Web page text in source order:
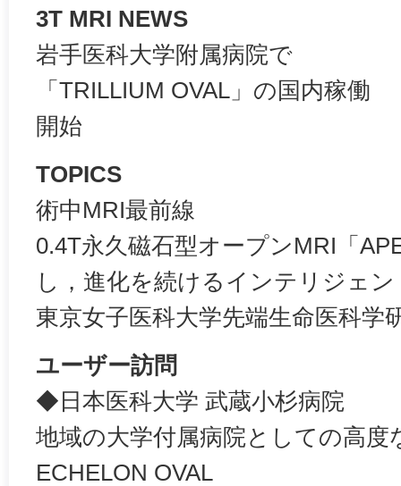
3T MRI NEWS
岩手医科大学附属病院で
「TRILLIUM OVAL」の国内稼働
開始
TOPICS
術中MRI最前線
0.4T永久磁石型オープンMRI「
し，進化を続けるインテリジェン
東京女子医科大学先端生命医科学
ユーザー訪問
◆日本医科大学 武蔵小杉病院
地域の大学付属病院としての高度
ECHELON OVAL